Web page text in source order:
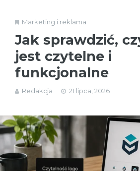
Marketing i reklama
Jak sprawdzić,
jest czytelne i
funkcjonalne
Redakcja 21 lipca, 2026